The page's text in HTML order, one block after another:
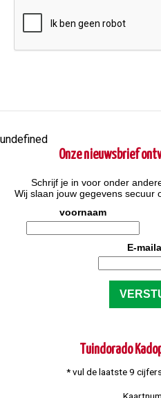
undefined
Onze nieuwsbrief
Schrijf je in voor onder
Wij slaan jouw gegevens secuur
voornaam
E-
Tuindorado
* vul de laatste 9